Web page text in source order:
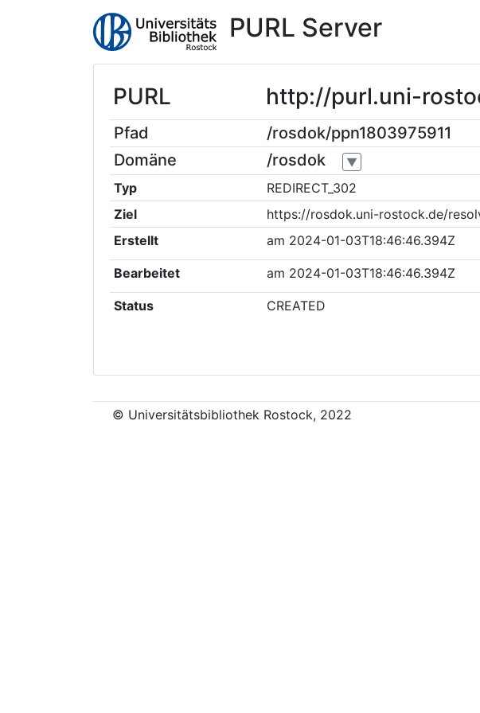
PURL Server
PURL http://purl.uni-
Pfad
/rosdok/ppn1803975911
Domäne
/rosdok ▼
Typ
REDIRECT_302
Ziel
https://rosdok.uni-rostock.de/
Erstellt
am 2024-01-03T18:46:46.394Z
Bearbeitet am 2024-01-03T18:46:46.394Z
Status CREATED
© Universitätsbibliothek Rostock, 2022